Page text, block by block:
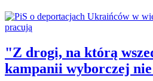
"Z drogi, na którą
kampanii wyborczej